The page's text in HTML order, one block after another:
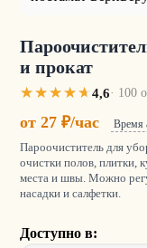
и прокат
4,6· 100
от 27 ₽/час Время
Пароочиститель для
очистки полов, плитки,
места и швы. Можно
насадки и салфетки.
Доступно в: